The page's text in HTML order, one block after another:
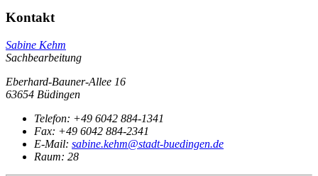
Kontakt
Sabine Kehm
Sachbearbeitung
Eberhard-Bauner-Allee 16
63654 Büdingen
Telefon: +49 6042 884-1341
Fax: +49 6042 884-2341
E-Mail: sabine.kehm@stadt-buedingen.de
Raum: 28